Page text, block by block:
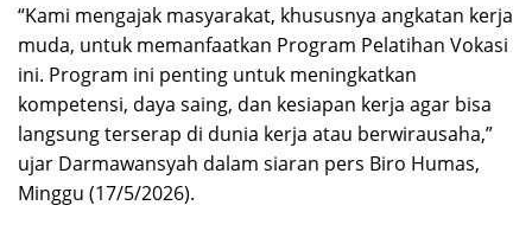
“Kami mengajak masyarakat, khususnya angkatan kerja
muda, untuk memanfaatkan Program Pelatihan Vokasi
ini. Program ini penting untuk meningkatkan
kompetensi, daya saing, dan kesiapan kerja agar bisa
langsung terserap di dunia kerja atau berwirausaha,”
ujar Darmawansyah dalam siaran pers Biro Humas,
Minggu (17/5/2026).